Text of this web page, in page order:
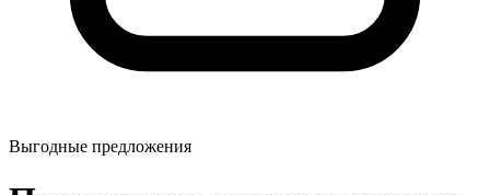
Выгодные предложения